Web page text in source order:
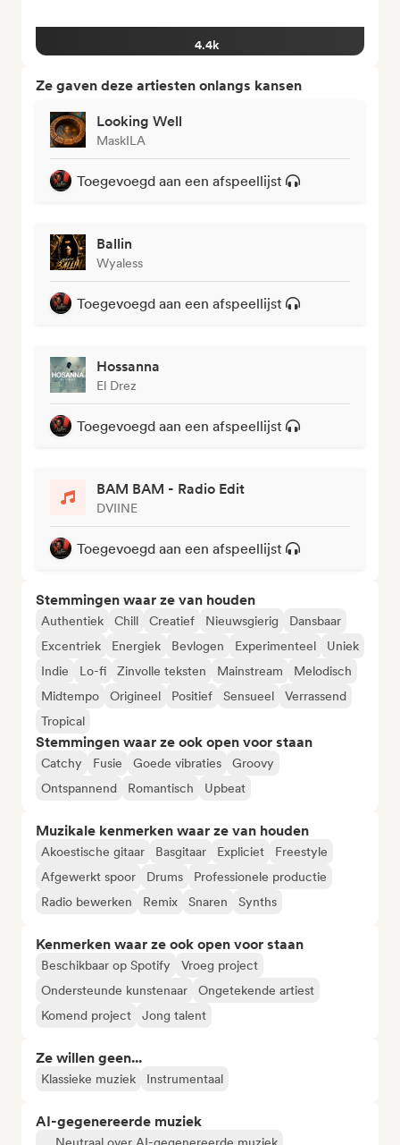
4.4k
Ze gaven deze artiesten onlangs kansen
Looking Well
MaskILA
Toegevoegd aan een afspeellijst
Ballin
Wyaless
Toegevoegd aan een afspeellijst
Hossanna
El Drez
Toegevoegd aan een afspeellijst
BAM BAM - Radio Edit
DVIINE
Toegevoegd aan een afspeellijst
Stemmingen waar ze van houden
Authentiek Chill Creatief Nieuwsgierig
Dansbaar
Excentriek
Energiek Bevlogen Experimenteel
Uniek
Indie
Lo-fi Zinvolle teksten Mainstream
Melodisch
Midtempo
Origineel Positief Sensueel
Verrassend
Tropical
Stemmingen waar ze ook open voor staan
Catchy Fusie Goede vibraties
Groovy
Ontspannend
Romantisch Upbeat
Muzikale kenmerken waar ze van houden
Akoestische gitaar Basgitaar Expliciet
Freestyle
Afgewerkt spoor
Drums
Professionele productie
Radio bewerken
Remix Snaren Synths
Kenmerken waar ze ook open voor staan
Beschikbaar op Spotify
Vroeg project
Ondersteunde kunstenaar
Ongetekende artiest
Komend project
Jong talent
Ze willen geen...
Klassieke muziek Instrumentaal
AI-gegenereerde muziek